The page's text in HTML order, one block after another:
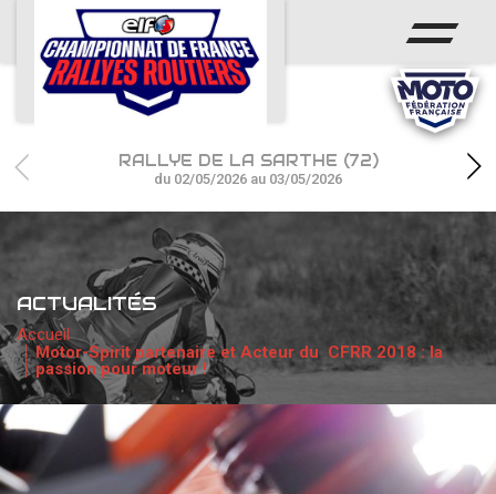
ACCUEIL
ACTUS
CALENDRIER
CHAMPIONNAT
RÉSULTATS
PHOTOS / WEB TV
PARTENAIRES
RALLYE DE LA SARTHE (72)
du 02/05/2026 au 03/05/2026
ACTUALITÉS
Accueil
Motor-Spirit partenaire et Acteur du CFRR 2018 : la
passion pour moteur !